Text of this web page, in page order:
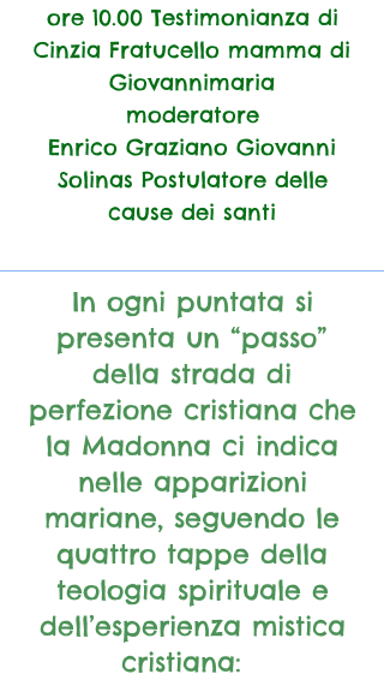
ore 10.00 Testimonianza di
Cinzia Fratucello mamma di
Giovannimaria
moderatore
Enrico Graziano Giovanni
Solinas Postulatore delle
cause dei santi
In ogni puntata si
presenta un “passo”
della strada di
perfezione cristiana che
la Madonna ci indica
nelle apparizioni
mariane, seguendo le
quattro tappe della
teologia spirituale e
dell’esperienza mistica
cristiana: